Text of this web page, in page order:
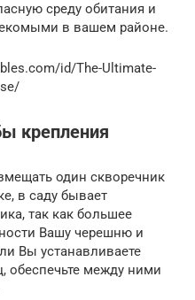
среду обитания и
в вашем районе.
id/The-Ultimate-
крепления
один скворечник
в саду бывает
так как большее
Вашу черешню и
Вы устанавливаете
обеспечьте между ними